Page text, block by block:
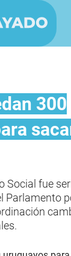
300
Social fue
Parlamento